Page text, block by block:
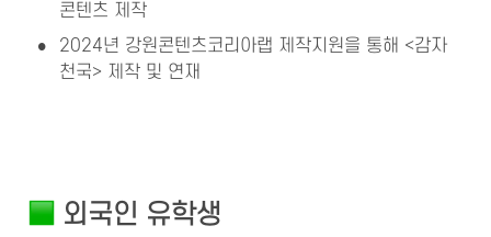
콘텐츠 제작
•
2024년 강원콘텐츠코리아랩 제작지원을 통해 <감자
천국> 제작 및 연재
외국인 유학생